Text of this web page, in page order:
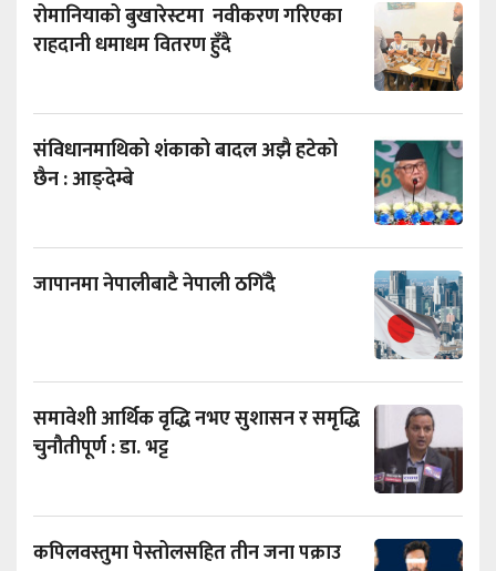
रोमानियाको बुखारेस्टमा नवीकरण गरिएका
राहदानी धमाधम वितरण हुँदै
संविधानमाथिको शंकाको बादल अझै हटेको
छैन : आङ्देम्बे
जापानमा नेपालीबाटै नेपाली ठगिँदै
समावेशी आर्थिक वृद्धि नभए सुशासन र समृद्धि
चुनौतीपूर्ण : डा. भट्ट
कपिलवस्तुमा पेस्तोलसहित तीन जना पक्राउ